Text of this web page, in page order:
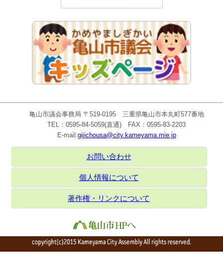
亀山市議会事務局 〒519-0195 三重県亀山市本丸町577番地
TEL：0595-84-5059(直通) FAX：0595-83-2203
E-mail:gijichousa@city.kameyama.mie.jp
お問い合わせ
個人情報について
著作権・リンクについて